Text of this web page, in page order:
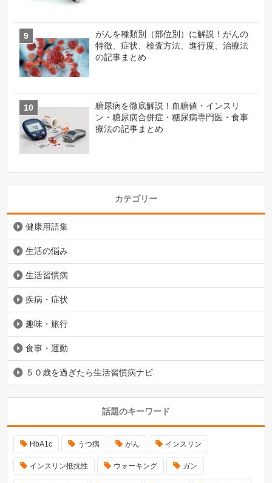
がんを種類別（部位別）に解説！がんの
特徴、症状、検査方法、進行度、治療法
の記事まとめ
糖尿病を徹底解説！血糖値・インスリ
ン・糖尿病合併症・糖尿病専門医・食事
療法の記事まとめ
カテゴリー
健康用語集
生活の悩み
生活習慣病
疾病・症状
趣味・旅行
食事・運動
５０歳を過ぎたら生活習慣病ナビ
話題のキーワード
HbA1c うつ病 がん インスリン
インスリン抵抗性 ウォーキング ガン